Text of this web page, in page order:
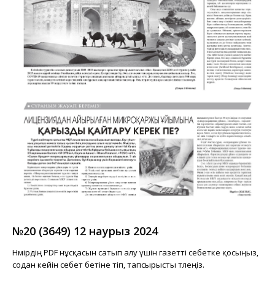
№20 (3649) 12 наурыз 2024
Нөмірдің PDF нұсқасын сатып алу үшін газетті себетке қосыңыз,
содан кейін себет бетіне өтіп, тапсырысты төлеңіз.